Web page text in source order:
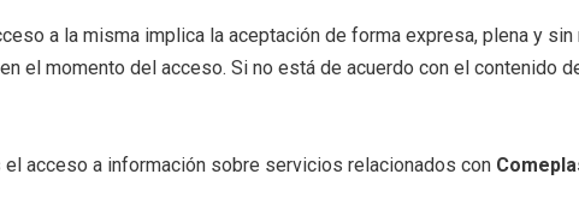
a la misma implica la aceptación de forma expresa, plena y
el momento del acceso. Si no está de acuerdo con el contenido
acceso a información sobre servicios relacionados con